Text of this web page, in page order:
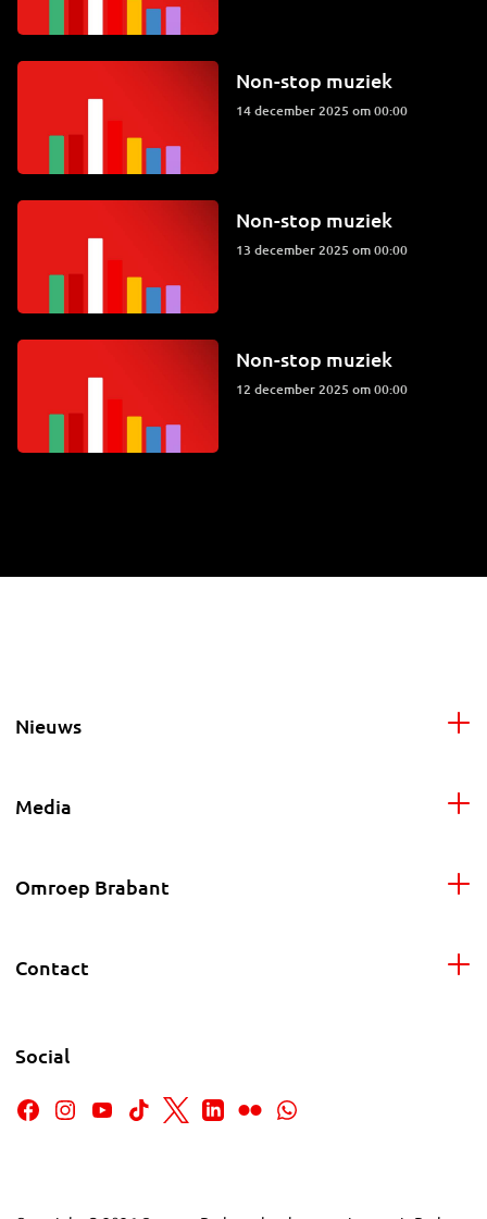
Non-stop muziek
14 december 2025 om 00:00
Non-stop muziek
13 december 2025 om 00:00
Non-stop muziek
12 december 2025 om 00:00
Nieuws
Media
Omroep Brabant
Contact
Social